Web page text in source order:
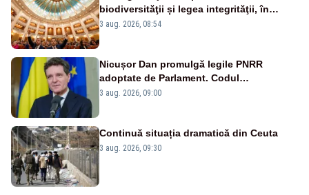
biodiversităţii și legea integrităţii, în
dezbatere
3 aug. 2026, 08:54
Nicușor Dan promulgă legile PNRR
adoptate de Parlament. Codul
urbanismului, printre actele normative
3 aug. 2026, 09:00
Continuă situația dramatică din Ceuta
3 aug. 2026, 09:30